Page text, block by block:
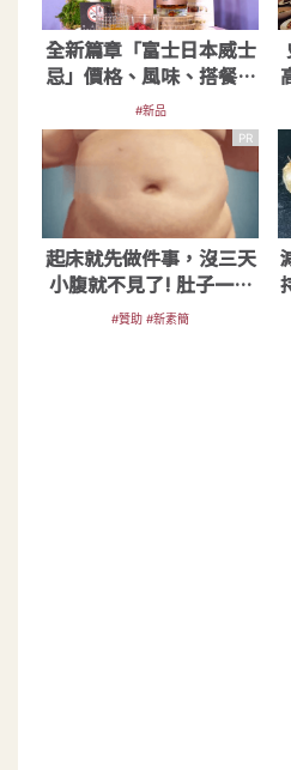
全新篇章「富士日本威士
忌」價格、風味、搭餐一
次看
#新品
PR
起床就先做件事，沒三天
小腹就不見了! 肚子一天
天變小！
#贊助 #新素簡